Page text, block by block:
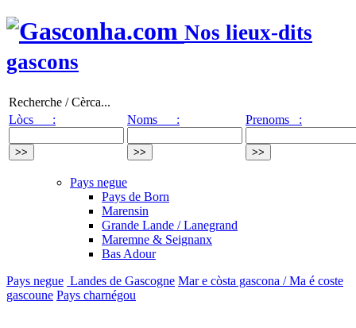
Nos lieux-dits
gascons
Recherche / Cèrca...
Lòcs :
Noms : Prenoms :
Pays negue
Pays de Born
Marensin
Grande Lande / Lanegrand
Maremne & Seignanx
Bas Adour
Pays negue Landes de Gascogne Mar e còsta gascona / Ma é coste
gascoune Pays charnégou